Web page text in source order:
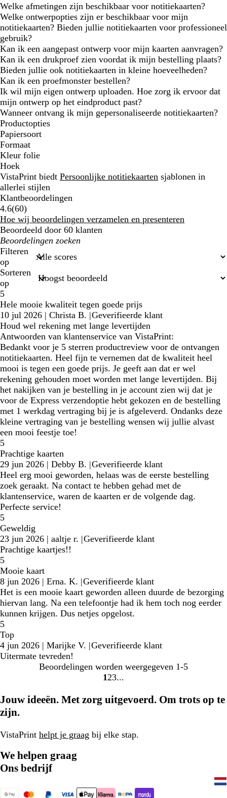
Welke afmetingen zijn beschikbaar voor notitiekaarten?
Welke ontwerpopties zijn er beschikbaar voor mijn
notitiekaarten? Bieden jullie notitiekaarten voor professioneel
gebruik?
Kan ik een aangepast ontwerp voor mijn kaarten aanvragen?
Kan ik een drukproef zien voordat ik mijn bestelling plaats?
Bieden jullie ook notitiekaarten in kleine hoeveelheden?
Kan ik een proefmonster bestellen?
Ik wil mijn eigen ontwerp uploaden. Hoe zorg ik ervoor dat
mijn ontwerp op het eindproduct past?
Wanneer ontvang ik mijn gepersonaliseerde notitiekaarten?
Productopties
Papiersoort
Formaat
Kleur folie
Hoek
VistaPrint biedt Persoonlijke notitiekaarten sjablonen in
allerlei stijlen
Klantbeoordelingen
4.6(6060
klantbeoordelingen
)
Hoe wij beoordelingen verzamelen en presenteren
Beoordeeld door 60 klanten
Mijn
zoekopdrachten
Filteren
op
Sorteren
op
5
Hele mooie kwaliteit tegen goede prijs
10 jul 2026 | Christa B. |Geverifieerde klant
Houd wel rekening met lange levertijden
Antwoorden van klantenservice van VistaPrint:
Bedankt voor je 5 sterren productreview voor de ontvangen
notitiekaarten. Heel fijn te vernemen dat de kwaliteit heel
mooi is tegen een goede prijs. Je geeft aan dat er wel
rekening gehouden moet worden met lange levertijden. Bij
het nakijken van je bestelling in je account zien wij dat je
voor de Express verzendoptie hebt gekozen en de bestelling
met 1 werkdag vertraging bij je is afgeleverd. Ondanks deze
kleine vertraging van je bestelling wensen wij jullie alvast
een mooi feestje toe!
5
Prachtige kaarten
29 jun 2026 | Debby B. |Geverifieerde klant
Heel erg mooi geworden, helaas was de eerste bestelling
zoek geraakt. Na contact te hebben gehad met de
klantenservice, waren de kaarten er de volgende dag.
Perfecte service!
5
Geweldig
23 jun 2026 | aaltje r. |Geverifieerde klant
Prachtige kaartjes!!
5
Mooie kaart
8 jun 2026 | Erna. K. |Geverifieerde klant
Het is een mooie kaart geworden alleen duurde de bezorging
hiervan lang. Na een telefoontje had ik hem toch nog eerder
kunnen krijgen. Dus netjes opgelost.
5
Top
4 jun 2026 | Marijke V. |Geverifieerde klant
Uitermate tevreden!
Beoordelingen worden weergegeven 1-5
Naar
1 Naar
2 Naar
3
Jouw ideeën. Met zorg uitgevoerd. Om trots op te
zijn.
VistaPrint helpt je graag bij elke stap.
We helpen graag
Ons bedrijf